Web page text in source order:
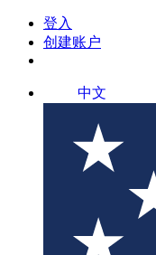
登入
创建账户
中文